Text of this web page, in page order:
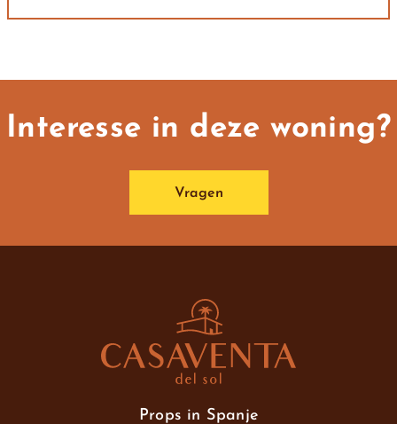
Interesse in deze woning?
Vragen
Props in Spanje